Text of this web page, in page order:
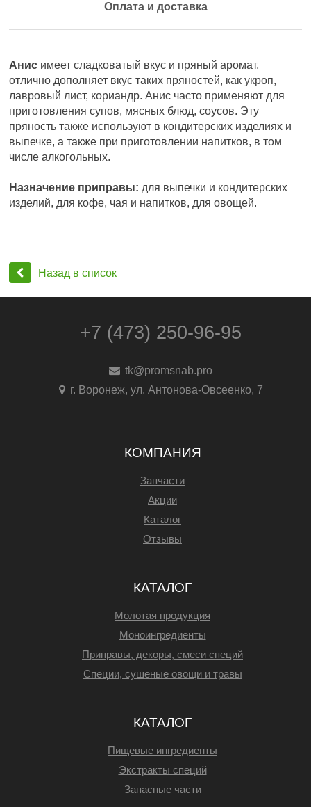
Оплата и доставка
Анис имеет сладковатый вкус и пряный аромат,
отлично дополняет вкус таких пряностей, как укроп,
лавровый лист, кориандр. Анис часто применяют для
приготовления супов, мясных блюд, соусов. Эту
пряность также используют в кондитерских изделиях и
выпечке, а также при приготовлении напитков, в том
числе алкогольных.
Назначение приправы: для выпечки и кондитерских
изделий, для кофе, чая и напитков, для овощей.
Назад в список
+7 (473) 250-96-95
tk@promsnab.pro
г. Воронеж, ул. Антонова-Овсеенко, 7
КОМПАНИЯ
Запчасти
Акции
Каталог
Отзывы
КАТАЛОГ
Молотая продукция
Моноингредиенты
Приправы, декоры, смеси специй
Специи, сушеные овощи и травы
КАТАЛОГ
Пищевые ингредиенты
Экстракты специй
Запасные части